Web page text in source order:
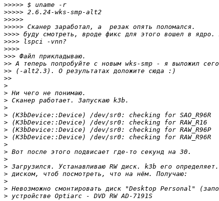
>>>>>
>>>>>
>>>>>
>>>>>
>>>>
>>>>
>>>>
>>>
>>
>>
>>
>
>
>
>
>
>
>
>
>
>
>
>
>
>
>
>